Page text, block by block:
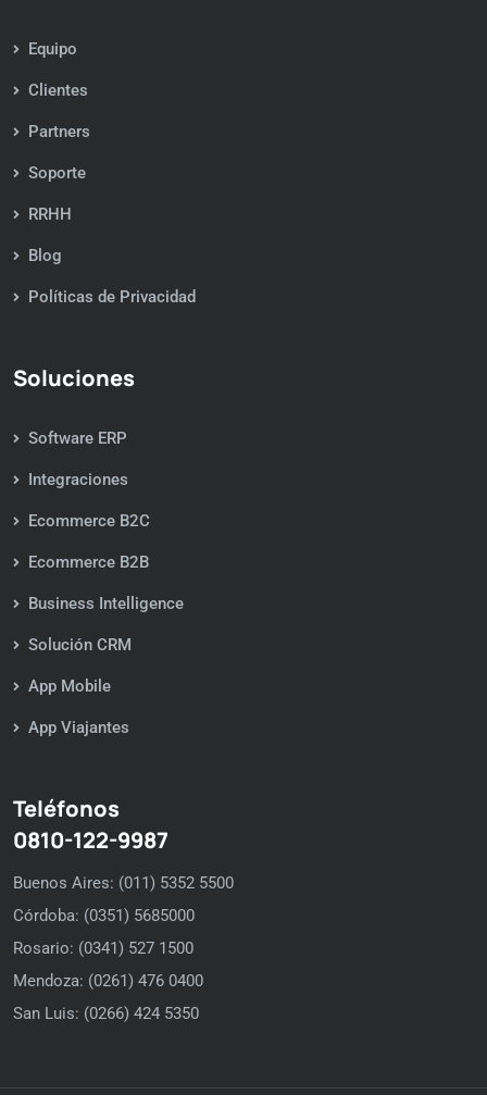
Equipo
Clientes
Partners
Soporte
RRHH
Blog
Políticas de Privacidad
Soluciones
Software ERP
Integraciones
Ecommerce B2C
Ecommerce B2B
Business Intelligence
Solución CRM
App Mobile
App Viajantes
Teléfonos
0810-122-9987
Buenos Aires: (011) 5352 5500
Córdoba: (0351) 5685000
Rosario: (0341) 527 1500
Mendoza: (0261) 476 0400
San Luis: (0266) 424 5350